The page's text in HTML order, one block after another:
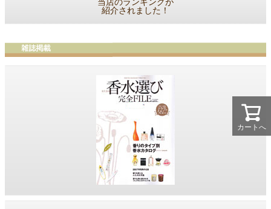
カートへ
当店のランキングが
紹介されました！